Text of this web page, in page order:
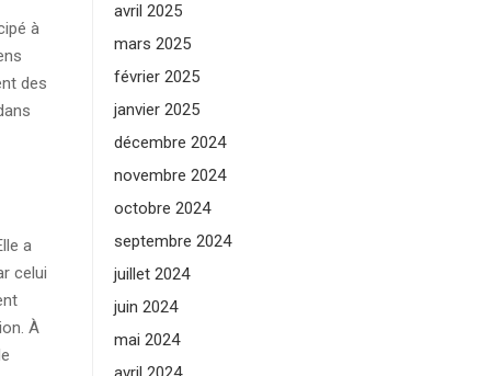
à
des
a
celui
À
avril 2025
mars 2025
février 2025
janvier 2025
décembre 2024
novembre 2024
octobre 2024
septembre 2024
juillet 2024
juin 2024
mai 2024